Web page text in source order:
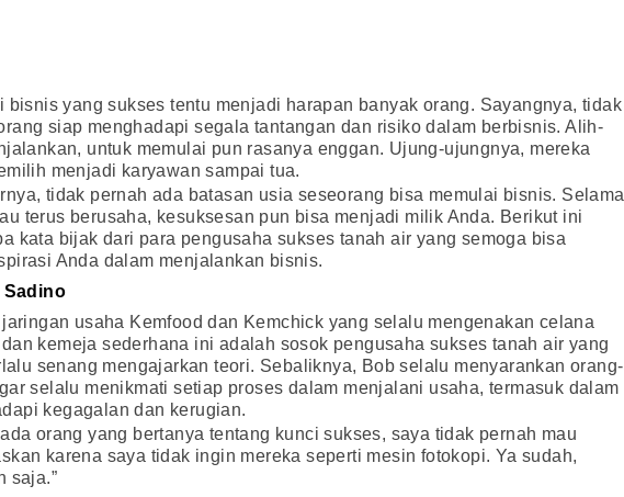
bisnis yang sukses tentu menjadi harapan banyak orang. Sayangnya, tidak
siap menghadapi segala tantangan dan risiko dalam berbisnis. Alih-
untuk memulai pun rasanya enggan. Ujung-ujungnya, mereka
menjadi karyawan sampai tua.
tidak pernah ada batasan usia seseorang bisa memulai bisnis. Selama
terus berusaha, kesuksesan pun bisa menjadi milik Anda. Berikut ini
kata bijak dari para pengusaha sukses tanah air yang semoga bisa
Anda dalam menjalankan bisnis.
Sadino
usaha Kemfood dan Kemchick yang selalu mengenakan celana
kemeja sederhana ini adalah sosok pengusaha sukses tanah air yang
senang mengajarkan teori. Sebaliknya, Bob selalu menyarankan orang-
selalu menikmati setiap proses dalam menjalani usaha, termasuk dalam
kegagalan dan kerugian.
orang yang bertanya tentang kunci sukses, saya tidak pernah mau
karena saya tidak ingin mereka seperti mesin fotokopi. Ya sudah,
saja.”